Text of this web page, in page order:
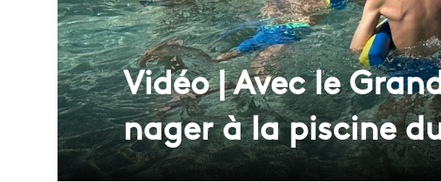
Vidéo | Avec le
nager à la piscine